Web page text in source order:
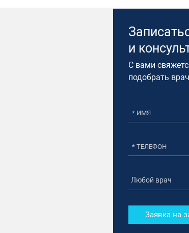
и
С вами
подобрать
Заявка на